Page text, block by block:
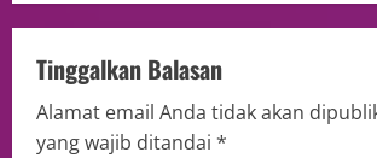
Tinggalkan Balasan
Alamat email Anda tidak akan
yang wajib ditandai *